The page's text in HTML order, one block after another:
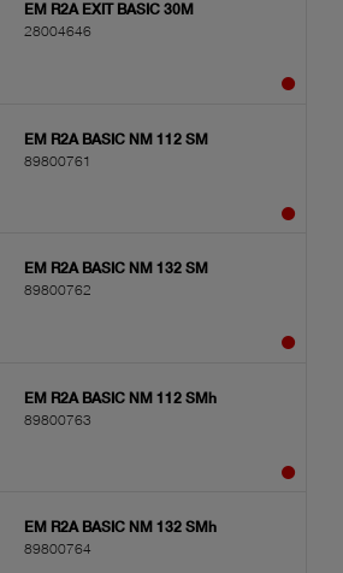
EM R2A EXIT BASIC 30M
28004646
EM R2A BASIC NM 112 SM
89800761
EM R2A BASIC NM 132 SM
89800762
EM R2A BASIC NM 112 SMh
89800763
EM R2A BASIC NM 132 SMh
89800764